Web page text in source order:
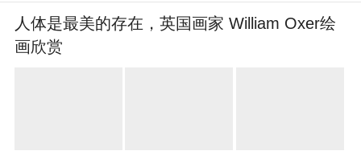
人体是最美的存在，英国画家 William Oxer绘
画欣赏